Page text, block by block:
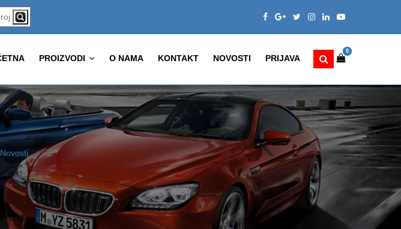
0
PROIZVODI O NAMA KONTAKT NOVOSTI PRIJAVA
Novosti